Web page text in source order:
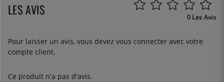
LES AVIS 0 Les Avis
Pour laisser un avis, vous devez vous connecter avec votre
compte client.
Ce produit n'a pas d'avis.